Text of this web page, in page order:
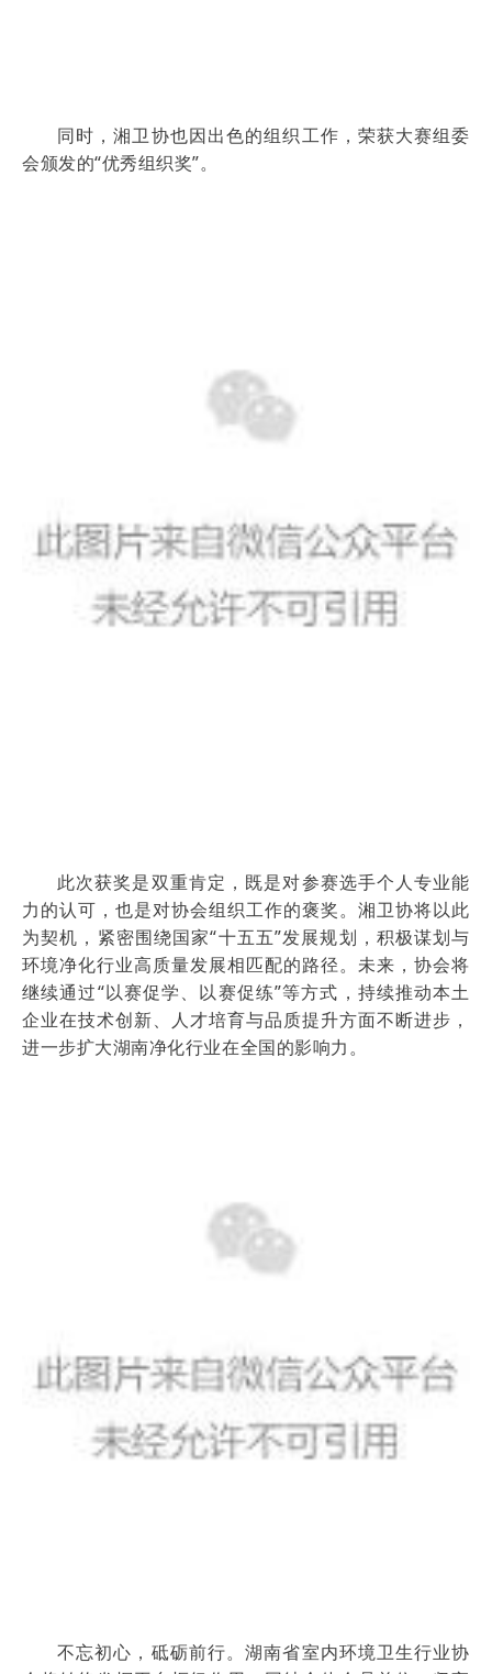
同时，湘卫协也因出色的组织工作，荣获大赛组委
会颁发的“优秀组织奖”。
此次获奖是双重肯定，既是对参赛选手个人专业能
力的认可，也是对协会组织工作的褒奖。湘卫协将以此
为契机，紧密围绕国家“十五五”发展规划，积极谋划与
环境净化行业高质量发展相匹配的路径。未来，协会将
继续通过“以赛促学、以赛促练”等方式，持续推动本土
企业在技术创新、人才培育与品质提升方面不断进步，
进一步扩大湖南净化行业在全国的影响力。
不忘初心，砥砺前行。湖南省室内环境卫生行业协